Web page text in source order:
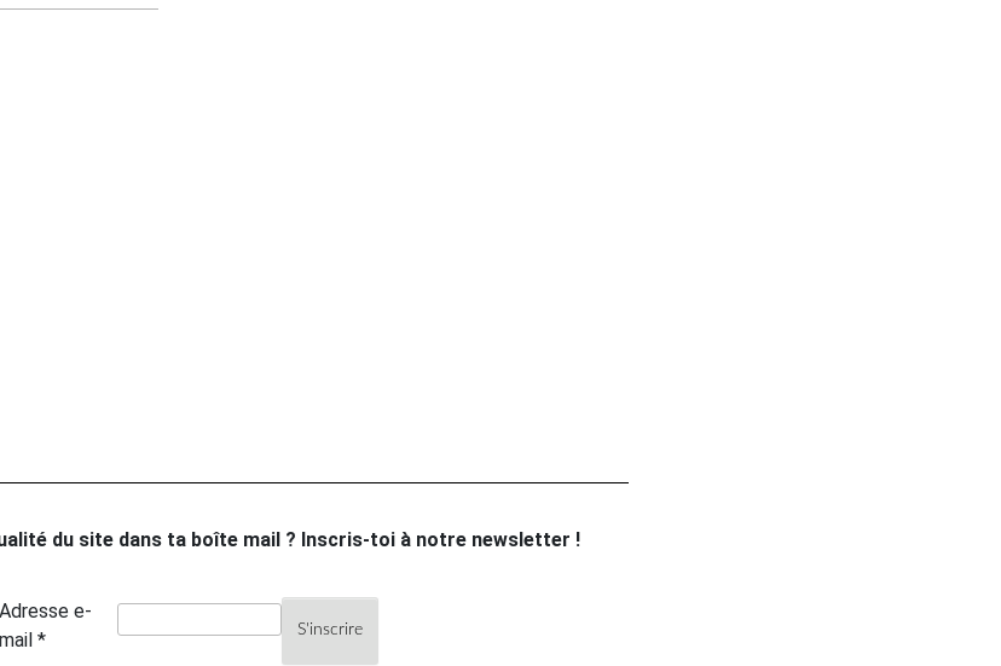
du site dans ta boîte mail ? Inscris-toi à notre newsletter !
Adresse e-
mail *